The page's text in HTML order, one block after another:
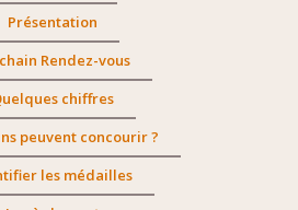
Présentation
Rendez-vous
chiffres
peuvent concourir ?
les médailles